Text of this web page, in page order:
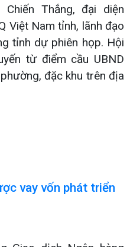
Thắng, đại diện
Việt Nam tỉnh, lãnh đạo
tỉnh dự phiên họp. Hội
từ điểm cầu UBND
đặc khu trên địa
vay vốn phát triển